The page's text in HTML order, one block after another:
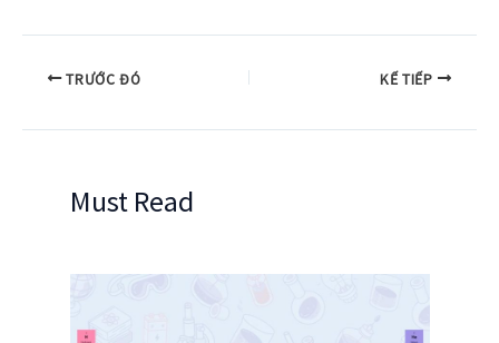
TRƯỚC ĐÓ KẾ TIẾP
Must Read